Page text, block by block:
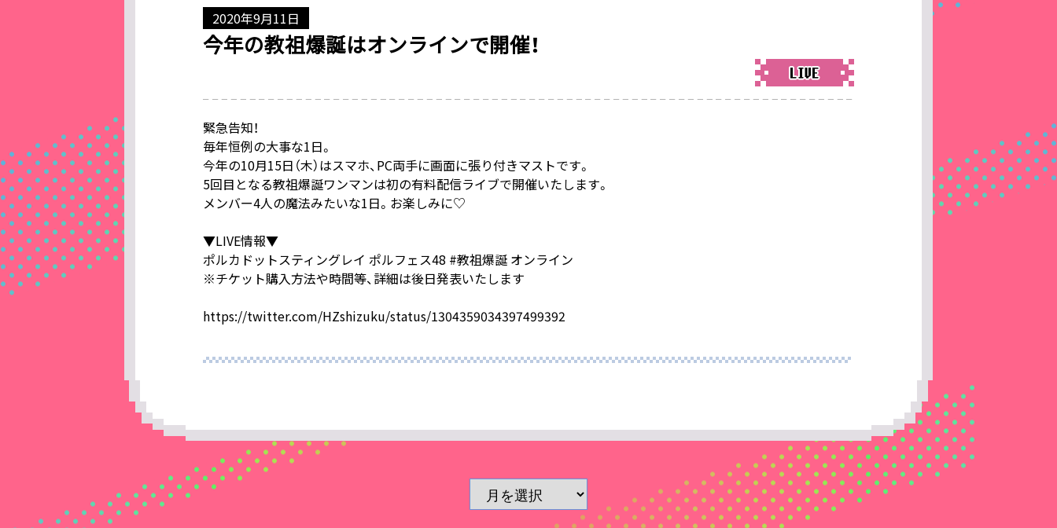
2020年9月11日
今年の教祖爆誕はオンラインで開催！
緊急告知！
毎年恒例の大事な1日。
今年の10月15日（木）はスマホ、PC両手に画面に張り付きマストです。
5回目となる教祖爆誕ワンマンは初の有料配信ライブで開催いたします。
メンバー4人の魔法みたいな1日。お楽しみに♡
▼LIVE情報▼
ポルカドットスティングレイ ポルフェス48 #教祖爆誕 オンライン
※チケット購入方法や時間等、詳細は後日発表いたします
https://twitter.com/HZshizuku/status/1304359034397499392